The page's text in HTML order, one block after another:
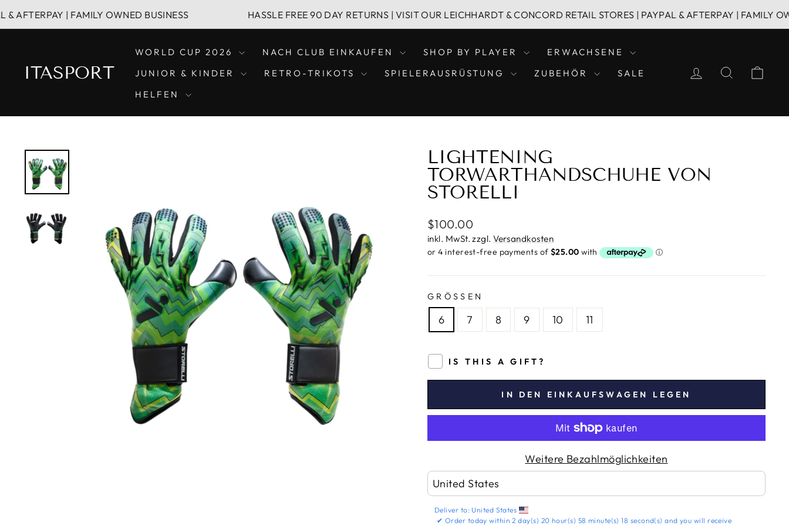
zum| FAMILY OWNED BUSINESS HASSLE FREE 90 DAY RETURNS | VISIT OUR LEICHHARDT & CONCORD RETAIL STORES | PAYPAL & AFTERPAY | FAMILY OWNED
ITASPORT
WORLD CUP 2026 NACH CLUB EINKAUFEN SHOP BY PLAYER
ERWACHSENE
JUNIOR & KINDER
RETRO-TRIKOTS SPIELERAUSRÜSTUNG ZUBEHÖR
SALE
HELFEN
EINLOGGEN
SUCHE
LIGHTENING
TORWARTHANDSCHUHE VON
STORELLI
Normaler
Preis
$100.00
inkl. MwSt. zzgl.Versandkosten
GRÖSSEN
6 7 8 9 10 11
IS THIS A GIFT?
IN DEN EINKAUFSWAGEN LEGEN
Weitere Bezahlmöglichkeiten
Deliver to: United States
✔ Order today within2 day(s) 20 hour(s) 58 minute(s) 17 second(s) and you will receive